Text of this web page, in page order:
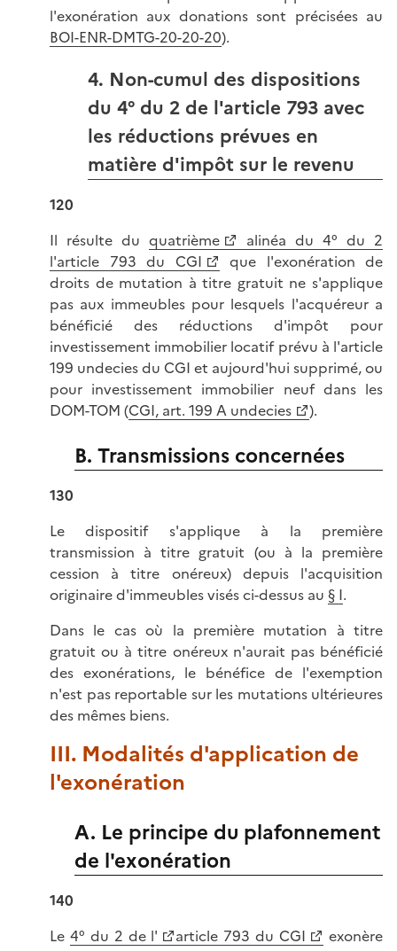
l'exonération aux donations sont précisées au
BOI-ENR-DMTG-20-20-20).
4. Non-cumul des dispositions
du 4° du 2 de l'article 793 avec
les réductions prévues en
matière d'impôt sur le revenu
120
Il résulte du quatrième
alinéa du 4° du 2
l'article 793 du CGI
que l'exonération de
droits de mutation à titre gratuit ne s'applique
pas aux immeubles pour lesquels l'acquéreur a
bénéficié des réductions d'impôt pour
investissement immobilier locatif prévu à l'article
199 undecies du CGI et aujourd'hui supprimé, ou
pour investissement immobilier neuf dans les
DOM-TOM (CGI, art. 199 A undecies ).
B. Transmissions concernées
130
Le dispositif s'applique à la première
transmission à titre gratuit (ou à la première
cession à titre onéreux) depuis l'acquisition
originaire d'immeubles visés ci-dessus au § I.
Dans le cas où la première mutation à titre
gratuit ou à titre onéreux n'aurait pas bénéficié
des exonérations, le bénéfice de l'exemption
n'est pas reportable sur les mutations ultérieures
des mêmes biens.
III. Modalités d'application de
l'exonération
A. Le principe du plafonnement
de l'exonération
140
Le 4° du 2 de l' article 793 du CGI
exonère